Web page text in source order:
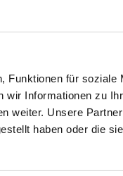
Funktionen für soziale
Informationen zu
weiter. Unsere
haben oder die